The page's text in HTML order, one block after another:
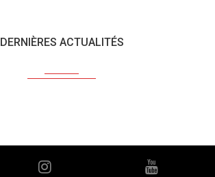
DERNIÈRES ACTUALITÉS